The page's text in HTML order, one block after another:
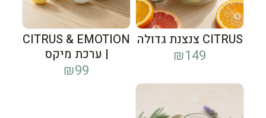
CITRUS צנצנת גדולה
₪149
CITRUS & EMOTION
| ערכת מיקס
₪99